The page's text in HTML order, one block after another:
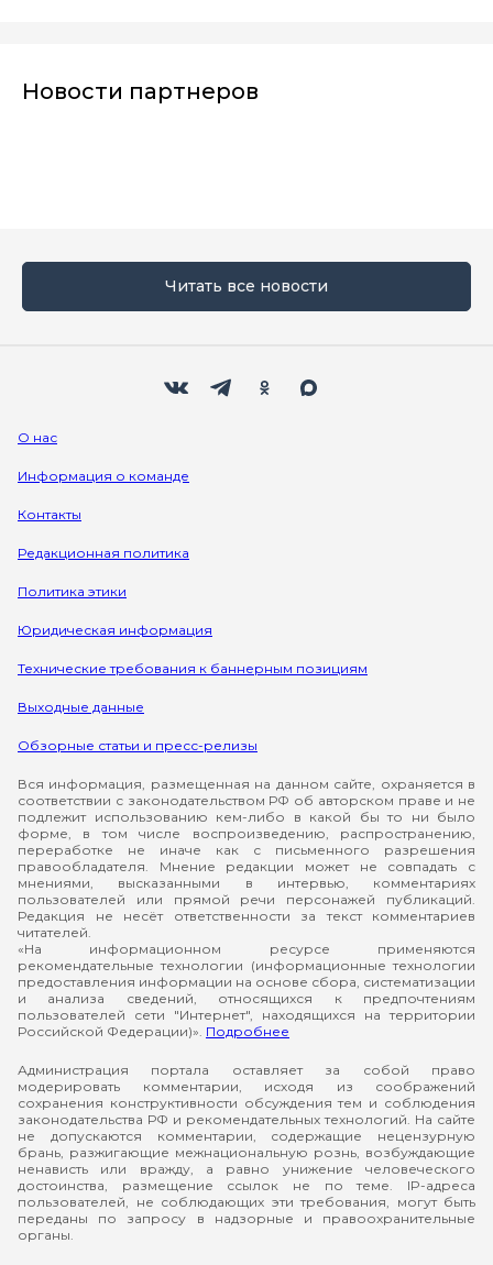
Новости партнеров
Читать все новости
О нас
Информация о команде
Контакты
Редакционная политика
Политика этики
Юридическая информация
Технические требования к баннерным позициям
Выходные данные
Обзорные статьи и пресс-релизы
Вся информация, размещенная на данном сайте, охраняется в
соответствии с законодательством РФ об авторском праве и не
подлежит использованию кем-либо в какой бы то ни было
форме, в том числе воспроизведению, распространению,
переработке не иначе как с письменного разрешения
правообладателя. Мнение редакции может не совпадать с
мнениями, высказанными в интервью, комментариях
пользователей или прямой речи персонажей публикаций.
Редакция не несёт ответственности за текст комментариев
читателей.
«На информационном ресурсе применяются
рекомендательные технологии (информационные технологии
предоставления информации на основе сбора, систематизации
и анализа сведений, относящихся к предпочтениям
пользователей сети "Интернет", находящихся на территории
Российской Федерации)». Подробнее
Администрация портала оставляет за собой право
модерировать комментарии, исходя из соображений
сохранения конструктивности обсуждения тем и соблюдения
законодательства РФ и рекомендательных технологий. На сайте
не допускаются комментарии, содержащие нецензурную
брань, разжигающие межнациональную рознь, возбуждающие
ненависть или вражду, а равно унижение человеческого
достоинства, размещение ссылок не по теме. IP-адреса
пользователей, не соблюдающих эти требования, могут быть
переданы по запросу в надзорные и правоохранительные
органы.